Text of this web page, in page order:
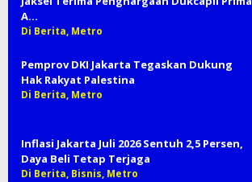
A…
Di Berita, Metro
Pemprov DKI Jakarta Tegaskan Dukung
Hak Rakyat Palestina
Di Berita, Metro
Inflasi Jakarta Juli 2026 Sentuh 2,5 Persen,
Daya Beli Tetap Terjaga
Di Berita, Bisnis, Metro